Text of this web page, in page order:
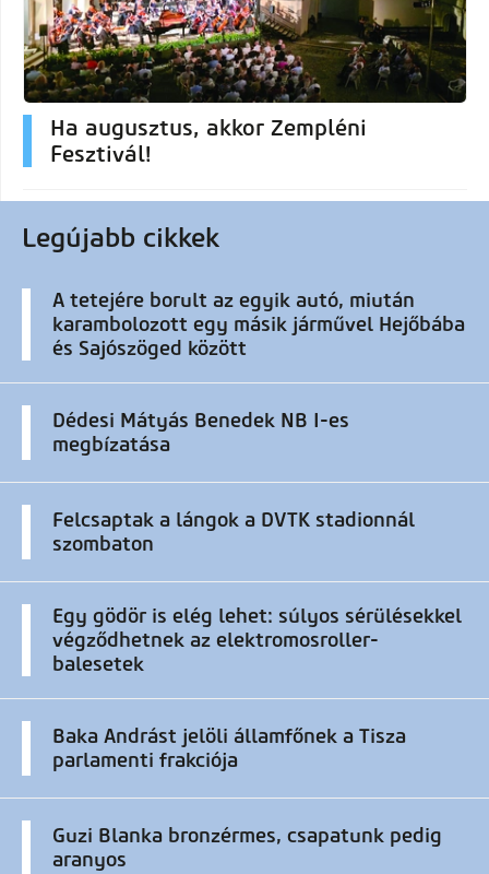
Ha augusztus, akkor Zempléni
Fesztivál!
Legújabb cikkek
A tetejére borult az egyik autó, miután
karambolozott egy másik járművel Hejőbába
és Sajószöged között
Dédesi Mátyás Benedek NB I-es
megbízatása
Felcsaptak a lángok a DVTK stadionnál
szombaton
Egy gödör is elég lehet: súlyos sérülésekkel
végződhetnek az elektromosroller-
balesetek
Baka Andrást jelöli államfőnek a Tisza
parlamenti frakciója
Guzi Blanka bronzérmes, csapatunk pedig
aranyos